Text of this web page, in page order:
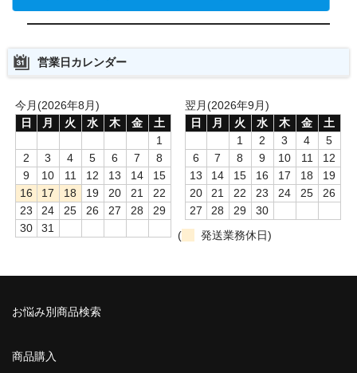
営業日カレンダー
今月(2026年8月)
日
月 火 水 木 金
土
1
2
3 4 5 6 7
8
9
10 11 12 13 14
15
16
17 18 19 20 21
22
23
24 25 26 27 28
29
30
31
翌月(2026年9月)
日
月 火 水 木 金
土
1
2 3 4
5
6
7 8 9 10 11
12
13
14 15 16 17 18
19
20
21 22 23 24 25
26
27
28 29
30
(
発送業務休日)
お悩み別商品検索
商品購入